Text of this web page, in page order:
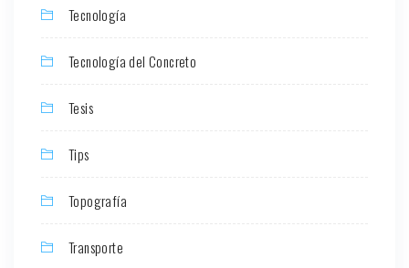
Tecnología
Tecnología del Concreto
Tesis
Tips
Topografía
Transporte